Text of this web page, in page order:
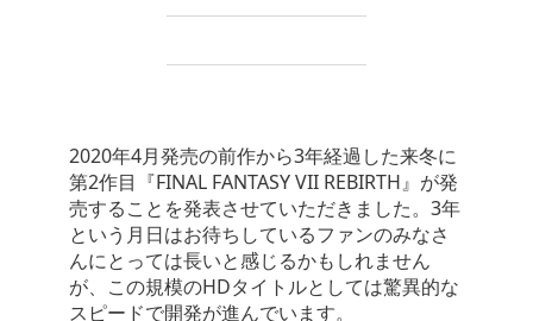
2020年4月発売の前作から3年経過した来冬に
第2作目『FINAL FANTASY VII REBIRTH』が発
売することを発表させていただきました。3年
という月日はお待ちしているファンのみなさ
んにとっては長いと感じるかもしれません
が、この規模のHDタイトルとしては驚異的な
スピードで開発が進んでいます。